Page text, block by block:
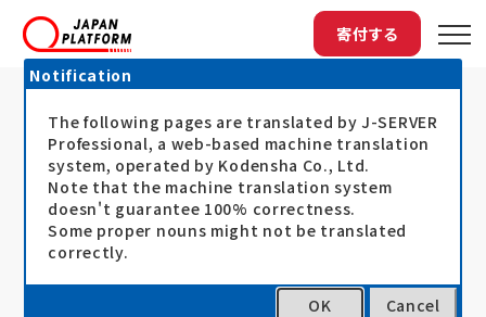
寄付する
トップ 最新情報 ジャパン・プラットフォーム15周年記念シ...
ジャパン・プラットフォーム15周年記
念シンポジウム「緊急人道支援の展望
～JPFの役割と戦略～」開催 支援関
係者、関連企業等が一堂に会し、今後
の日本の人道支援を展望
Notification
The following pages are translated by J-SERVER
Professional, a web-based machine translation
system, operated by Kodensha Co., Ltd.
Note that the machine translation system
doesn't guarantee 100% correctness.
Some proper nouns might not be translated
correctly.
OK Cancel